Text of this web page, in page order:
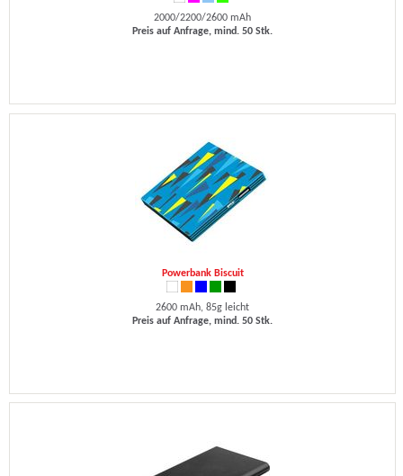
2000/2200/2600 mAh
Preis auf Anfrage, mind. 50 Stk.
Powerbank Biscuit
2600 mAh, 85g leicht
Preis auf Anfrage, mind. 50 Stk.